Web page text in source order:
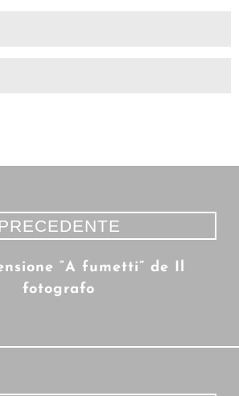
PRECEDENTE
“A fumetti” de Il
fotografo